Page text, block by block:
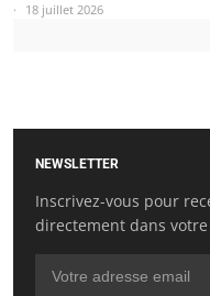
18 juillet 2026
NEWSLETTER
Inscrivez-vous pour
directement dans